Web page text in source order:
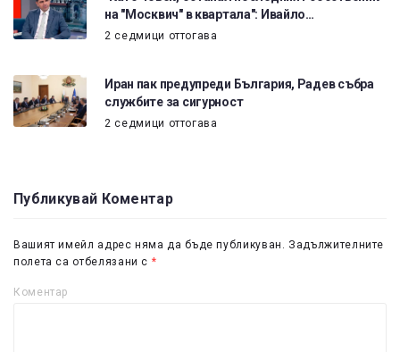
на "Москвич" в квартала": Ивайло…
2 седмици оттогава
Иран пак предупреди България, Радев събра
службите за сигурност
2 седмици оттогава
Публикувай Коментар
Вашият имейл адрес няма да бъде публикуван. Задължителните
полета са отбелязани с *
Коментар